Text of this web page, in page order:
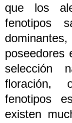
que los
fenotipos
poseedores
selección
floración,
fenotipos
existen